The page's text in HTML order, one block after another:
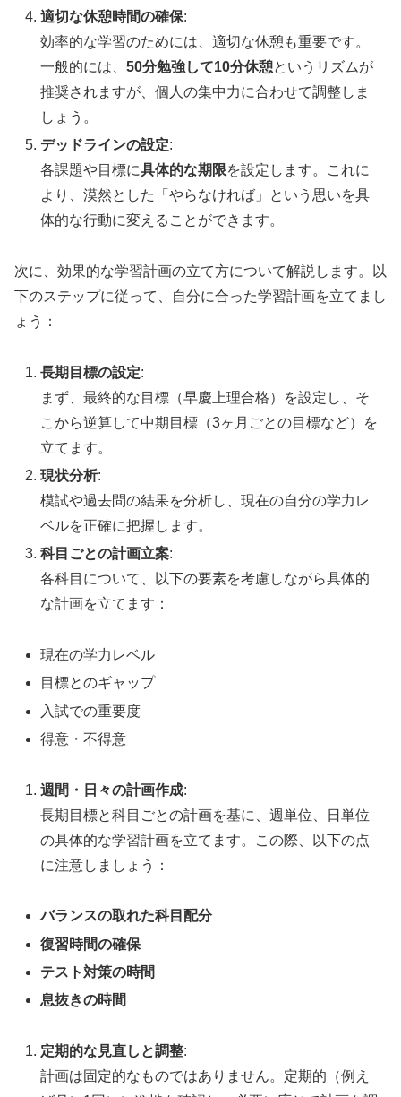
適切な休憩時間の確保:
効率的な学習のためには、適切な休憩も重要です。
一般的には、50分勉強して10分休憩というリズムが
推奨されますが、個人の集中力に合わせて調整しま
しょう。
デッドラインの設定:
各課題や目標に具体的な期限を設定します。これに
より、漠然とした「やらなければ」という思いを具
体的な行動に変えることができます。
次に、効果的な学習計画の立て方について解説します。以
下のステップに従って、自分に合った学習計画を立てまし
ょう：
長期目標の設定:
まず、最終的な目標（早慶上理合格）を設定し、そ
こから逆算して中期目標（3ヶ月ごとの目標など）を
立てます。
現状分析:
模試や過去問の結果を分析し、現在の自分の学力レ
ベルを正確に把握します。
科目ごとの計画立案:
各科目について、以下の要素を考慮しながら具体的
な計画を立てます：
現在の学力レベル
目標とのギャップ
入試での重要度
得意・不得意
週間・日々の計画作成:
長期目標と科目ごとの計画を基に、週単位、日単位
の具体的な学習計画を立てます。この際、以下の点
に注意しましょう：
バランスの取れた科目配分
復習時間の確保
テスト対策の時間
息抜きの時間
定期的な見直しと調整:
計画は固定的なものではありません。定期的（例え